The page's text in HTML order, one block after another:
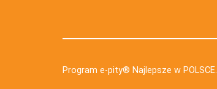
Program e-pity® Najlepsze w POLSCE.